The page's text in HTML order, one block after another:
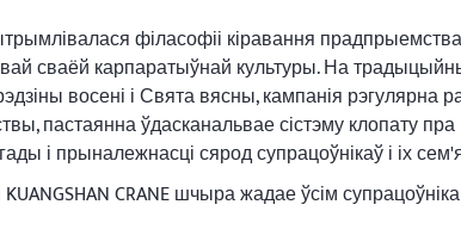
філасофіі кіравання
сваёй карпаратыўнай культуры. На
восені і Свята вясны, кампанія рэгулярна
пастаянна ўдасканальвае сістэму клопату пра
і прыналежнасці сярод супрацоўнікаў і іх
CRANE шчыра жадае ўсім